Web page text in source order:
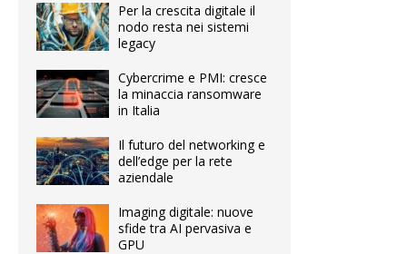
Per la crescita digitale il
nodo resta nei sistemi
legacy
Cybercrime e PMI: cresce
la minaccia ransomware
in Italia
Il futuro del networking e
dell’edge per la rete
aziendale
Imaging digitale: nuove
sfide tra AI pervasiva e
GPU